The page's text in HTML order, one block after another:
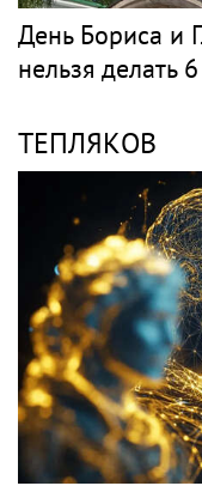
День Бориса и
нельзя делать
ТЕПЛЯКОВ